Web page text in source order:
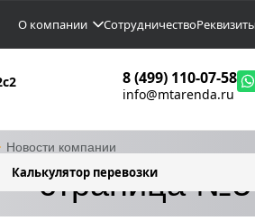
О компании СотрудничествоРеквизиты
8 (499) 110-07-58
info@mtarenda.ru
Калькулятор перевозки
– страница №5
Новости компании